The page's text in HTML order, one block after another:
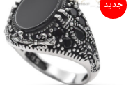
جدید